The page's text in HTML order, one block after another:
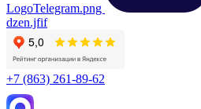
LogoTelegram.png
dzen.jfif
+7 (863) 261-89-62